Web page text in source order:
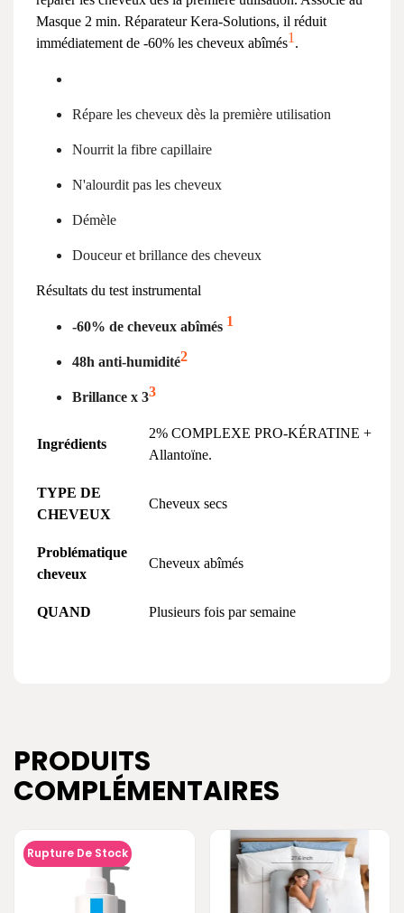
Masque 2 min. Réparateur Kera-Solutions, il réduit
immédiatement de -60% les cheveux abîmés1 .
Répare les cheveux dès la première utilisation
Nourrit la fibre capillaire
N'alourdit pas les cheveux
Démèle
Douceur et brillance des cheveux
Résultats du test instrumental
-60% de cheveux abîmés 1
48h anti-humidité2
Brillance x 33
Ingrédients
2% COMPLEXE PRO-KÉRATINE +
Allantoïne.
TYPE DE
CHEVEUX
Cheveux secs
Problématique
cheveux
Cheveux abîmés
QUAND Plusieurs fois par semaine
PRODUITS
COMPLÉMENTAIRES
Rupture De Stock